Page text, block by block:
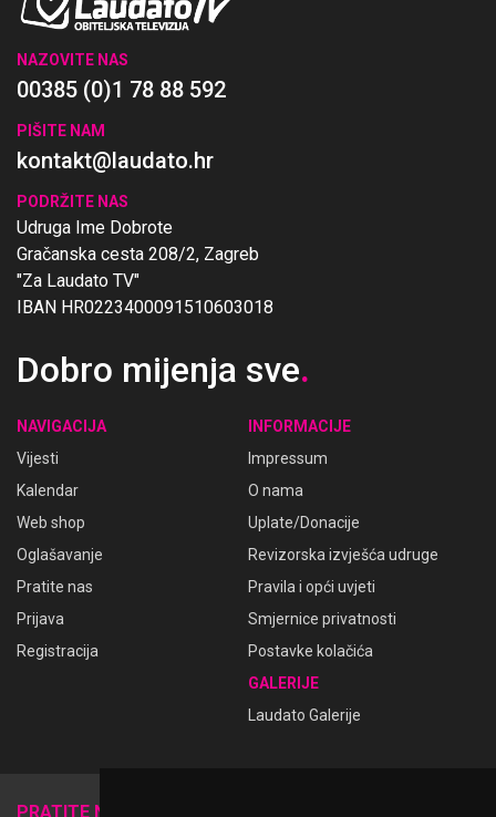
NAZOVITE NAS
00385 (0)1 78 88 592
PIŠITE NAM
kontakt@laudato.hr
PODRŽITE NAS
Udruga Ime Dobrote
Gračanska cesta 208/2, Zagreb
"Za Laudato TV"
IBAN HR0223400091510603018
Dobro mijenja sve.
NAVIGACIJA
Vijesti
Kalendar
Web shop
Oglašavanje
Pratite nas
Prijava
Registracija
INFORMACIJE
Impressum
O nama
Uplate/Donacije
Revizorska izvješća udruge
Pravila i opći uvjeti
Smjernice privatnosti
Postavke kolačića
GALERIJE
Laudato Galerije
PRATITE NAS